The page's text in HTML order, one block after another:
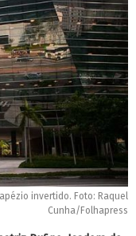
invertido. Foto: Raquel
Cunha/Folhapress